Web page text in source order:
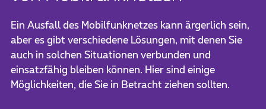
Ein Ausfall des Mobilfunknetzes kann ärgerlich sein,
aber es gibt verschiedene Lösungen, mit denen Sie
auch in solchen Situationen verbunden und
einsatzfähig bleiben können. Hier sind einige
Möglichkeiten, die Sie in Betracht ziehen sollten.